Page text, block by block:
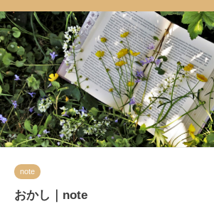
note
おかし｜note